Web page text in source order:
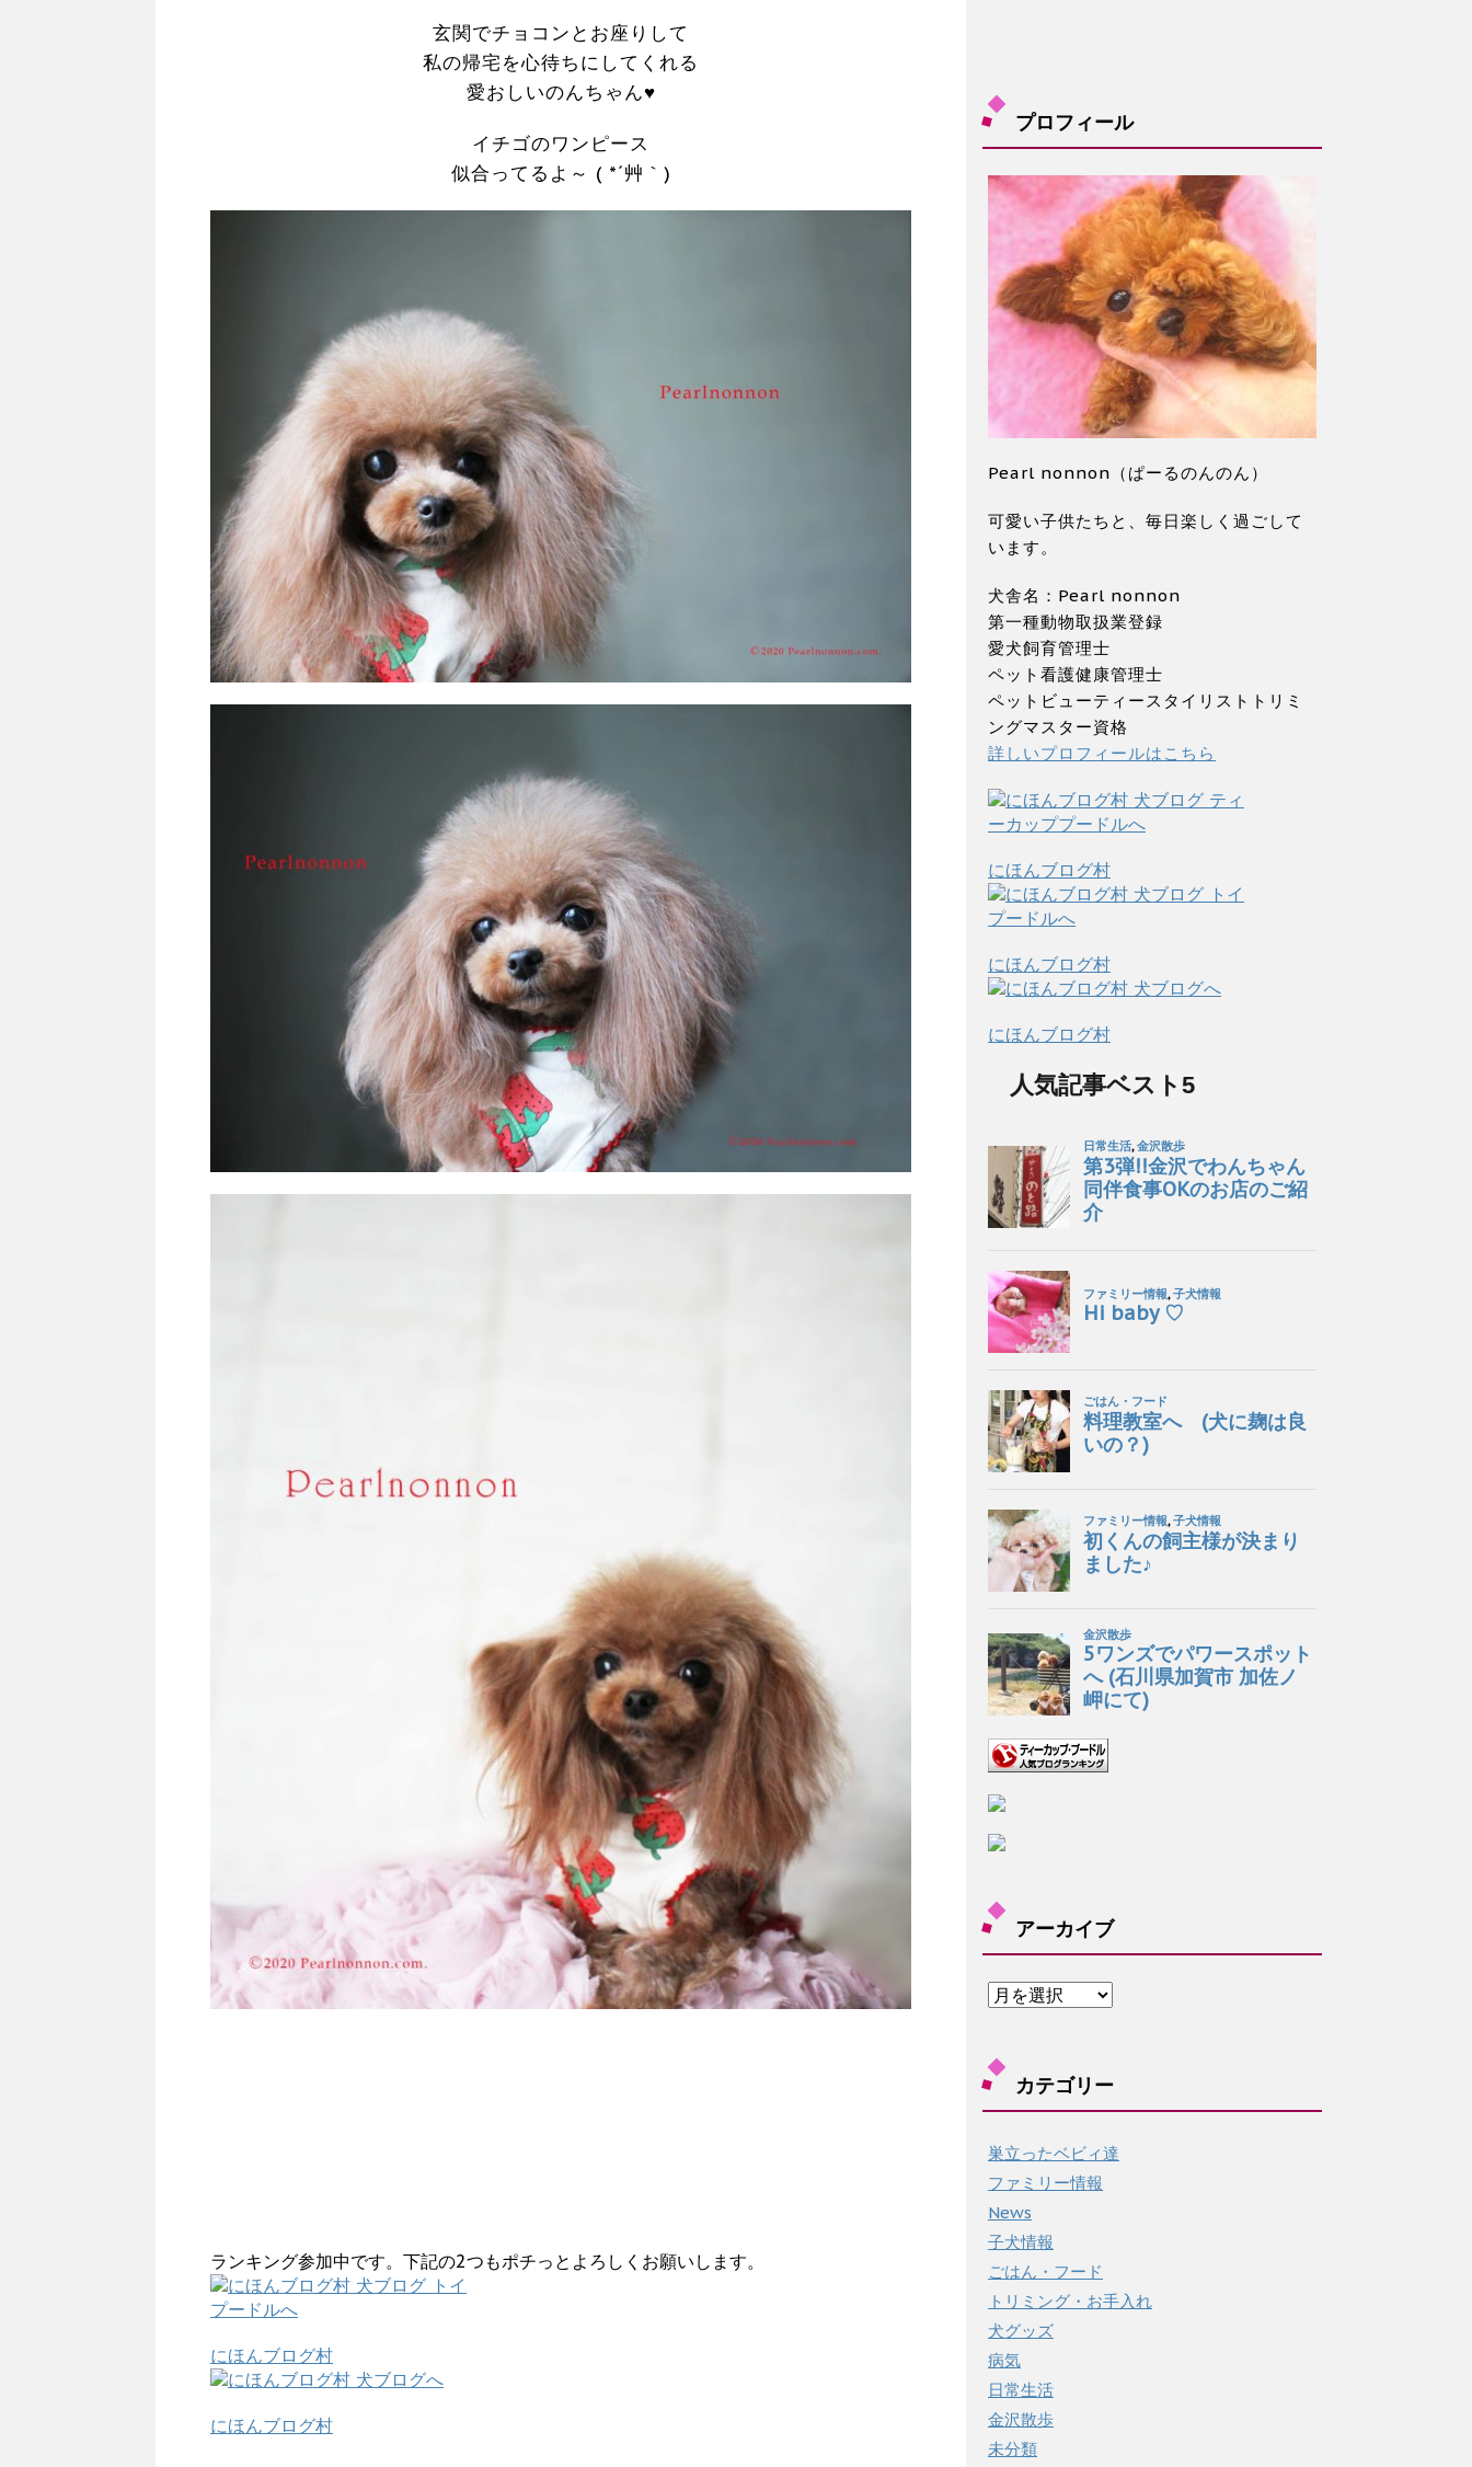
玄関でチョコンとお座りして
私の帰宅を心待ちにしてくれる
愛おしいのんちゃん♥
イチゴのワンピース
似合ってるよ～ ( *´艸｀)
ランキング参加中です。下記の2つもポチっとよろしくお願いします。
にほんブログ村
にほんブログ村
プロフィール
Pearl nonnon（ぱーるのんのん）
可愛い子供たちと、毎日楽しく過ごして
います。
犬舎名：Pearl nonnon
第一種動物取扱業登録
愛犬飼育管理士
ペット看護健康管理士
ペットビューティースタイリストトリミ
ングマスター資格
詳しいプロフィールはこちら
にほんブログ村
にほんブログ村
にほんブログ村
人気記事ベスト5
アーカイブ
ア
イ
ブ
カテゴリー
巣立ったベビィ達
ファミリー情報
News
子犬情報
ごはん・フード
トリミング・お手入れ
犬グッズ
病気
日常生活
金沢散歩
未分類